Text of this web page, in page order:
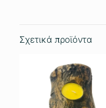
Σχετικά προϊόντα